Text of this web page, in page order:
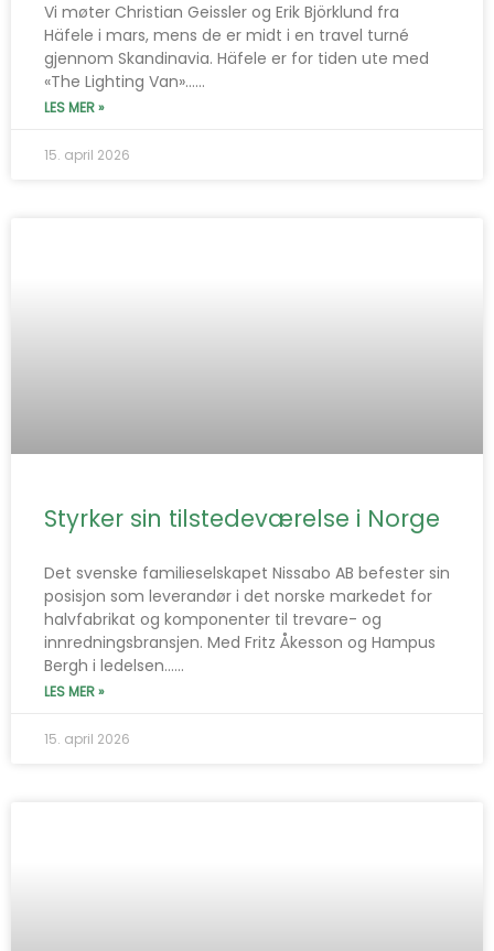
Vi møter Christian Geissler og Erik Björklund fra
Häfele i mars, mens de er midt i en travel turné
gjennom Skandinavia. Häfele er for tiden ute med
«The Lighting Van»…...
LES MER »
15. april 2026
Styrker sin tilstedeværelse i Norge
Det svenske familieselskapet Nissabo AB befester sin
posisjon som leverandør i det norske markedet for
halvfabrikat og komponenter til trevare- og
innredningsbransjen. Med Fritz Åkesson og Hampus
Bergh i ledelsen…...
LES MER »
15. april 2026